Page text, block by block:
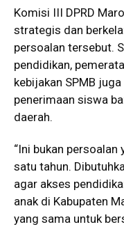
Komisi III DPRD
strategis dan
persoalan tersebut.
pendidikan,
kebijakan SPMB
penerimaan siswa
daerah.
“Ini bukan
satu tahun.
agar akses
anak di Kabupaten
yang sama untuk